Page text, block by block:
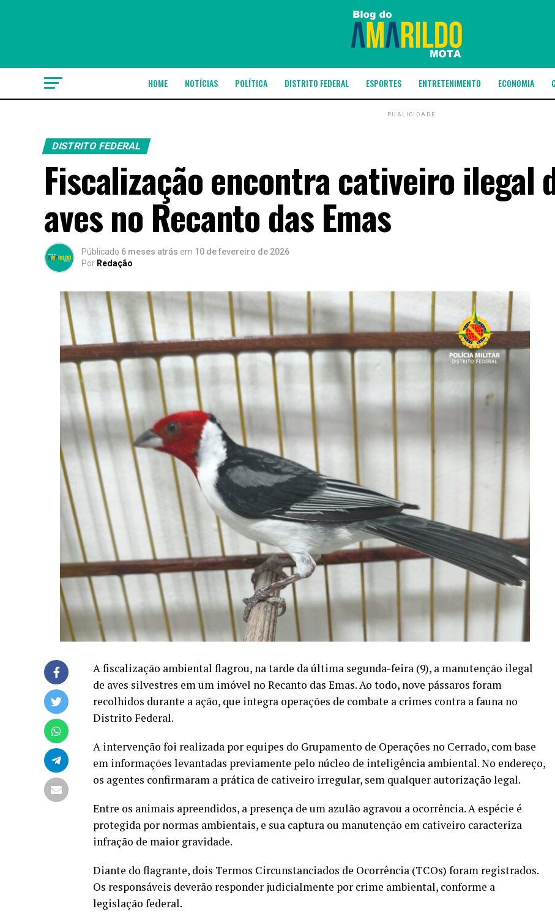
HOME NOTÍCIAS POLÍTICA DISTRITO FEDERAL ESPORTES ENTRETENIMENTO ECONOMIA
PUBLICIDADE
DISTRITO FEDERAL
Fiscalização encontra cativeiro ilegal
aves no Recanto das Emas
Públicado 6 meses atrás em 10 de fevereiro de 2026
Por Redação
A fiscalização ambiental flagrou, na tarde da última segunda-feira (9), a manutenção ilegal
de aves silvestres em um imóvel no Recanto das Emas. Ao todo, nove pássaros foram
recolhidos durante a ação, que integra operações de combate a crimes contra a fauna no
Distrito Federal.
A intervenção foi realizada por equipes do Grupamento de Operações no Cerrado, com base
em informações levantadas previamente pelo núcleo de inteligência ambiental. No endereço,
os agentes confirmaram a prática de cativeiro irregular, sem qualquer autorização legal.
Entre os animais apreendidos, a presença de um azulão agravou a ocorrência. A espécie é
protegida por normas ambientais, e sua captura ou manutenção em cativeiro caracteriza
infração de maior gravidade.
Diante do flagrante, dois Termos Circunstanciados de Ocorrência (TCOs) foram registrados.
Os responsáveis deverão responder judicialmente por crime ambiental, conforme a
legislação federal.